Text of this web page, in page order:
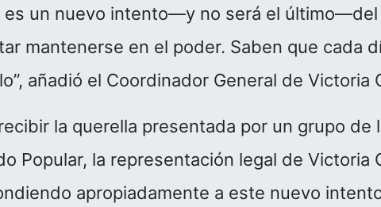
es un nuevo intento—y no será el
mantenerse en el poder. Saben que cada
añadió el Coordinador General de Victoria
la querella presentada por un grupo
Popular, la representación legal de Victoria
apropiadamente a este nuevo